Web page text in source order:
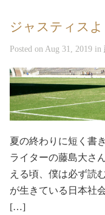
ジャスティス
Posted on Aug 31, 2019 in
夏の終わりに短く書
ライターの藤島大さ
える頃、僕は必ず読
が生きている日本社
[…]